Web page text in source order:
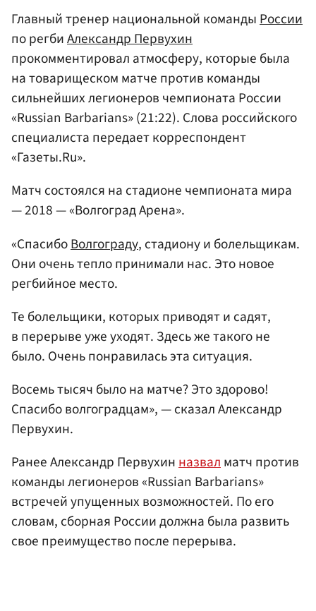
Главный тренер национальной командыРоссии
по регбиАлександр Первухин
прокомментировал атмосферу, которые была
на товарищеском матче против команды
сильнейших легионеров чемпионата России
«Russian Barbarians» (21:22). Слова российского
специалиста передает корреспондент
«Газеты.Ru».
Матч состоялся на стадионе чемпионата мира
— 2018 — «Волгоград Арена».
«СпасибоВолгограду, стадиону и болельщикам.
Они очень тепло принимали нас. Это новое
регбийное место.
Те болельщики, которых приводят и садят,
в перерыве уже уходят. Здесь же такого не
было. Очень понравилась эта ситуация.
Восемь тысяч было на матче? Это здорово!
Спасибо волгоградцам», — сказал Александр
Первухин.
Ранее Александр Первухинназвалматч против
команды легионеров «Russian Barbarians»
встречей упущенных возможностей. По его
словам, сборная России должна была развить
свое преимущество после перерыва.